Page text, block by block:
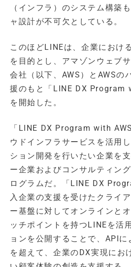
（インフラ）のシステム構築
ャ設計が不可欠としている。
このほどLINEは、企業におけ
を目的とし、アマゾンウェブ
会社（以下、AWS）とAWSの
援のもと「LINE DX Program
を開始した。
「LINE DX Program with
ウドインフラサービスを活用
ション開発を行いたい企業を
ー企業およびコンサルティン
ログラムだ。「LINE DX
入企業の支援を受けたクライ
ー基盤に対してオンラインと
ッチポイントを持つLINEを活
ョンを公開することで、APIに
を超えて、企業のDX実現にお